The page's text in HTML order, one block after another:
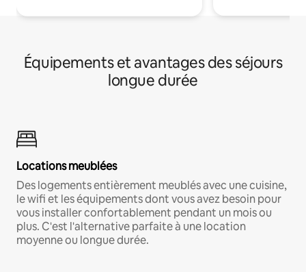
Équipements et avantages des séjours
longue durée
Locations meublées
Des logements entièrement meublés avec une cuisine,
le wifi et les équipements dont vous avez besoin pour
vous installer confortablement pendant un mois ou
plus. C'est l'alternative parfaite à une location
moyenne ou longue durée.